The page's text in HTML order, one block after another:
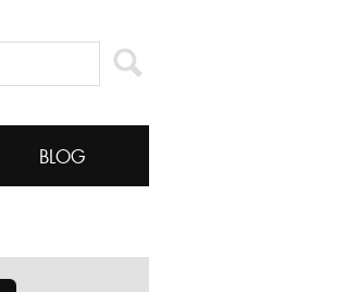
BLOG